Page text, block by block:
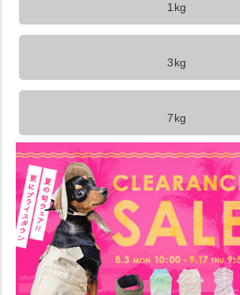
1kg
3kg
7kg